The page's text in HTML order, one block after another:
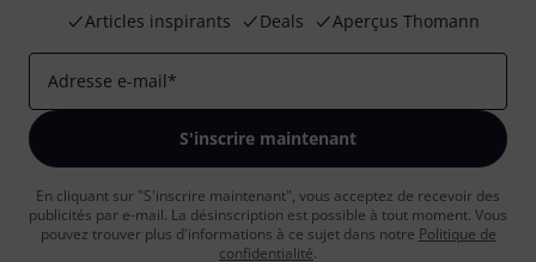
Articles inspirants
Deals Aperçus Thomann
Adresse e-mail*
S'inscrire maintenant
En cliquant sur "S'inscrire maintenant", vous acceptez de recevoir des
publicités par e-mail. La désinscription est possible à tout moment. Vous
pouvez trouver plus d'informations à ce sujet dans notre Politique de
confidentialité.